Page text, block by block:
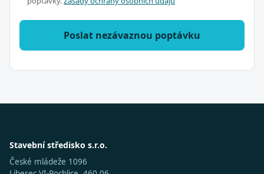
Poslat nezávaznou poptávku
Stavební středisko s.r.o.
České mládeže 1096